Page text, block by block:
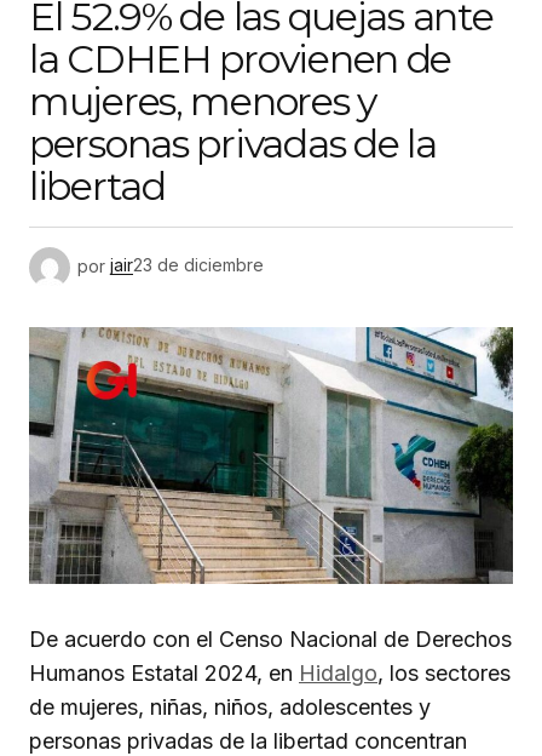
El 52.9% de las quejas ante
la CDHEH provienen de
mujeres, menores y
personas privadas de la
libertad
por jair23 de diciembre
De acuerdo con el Censo Nacional de Derechos
Humanos Estatal 2024, en Hidalgo, los sectores
de mujeres, niñas, niños, adolescentes y
personas privadas de la libertad concentran